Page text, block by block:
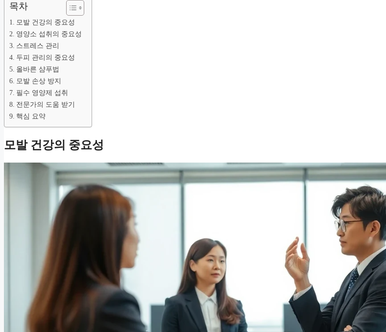
목차
모발 건강의 중요성
영양소 섭취의 중요성
스트레스 관리
두피 관리의 중요성
올바른 샴푸법
모발 손상 방지
필수 영양제 섭취
전문가의 도움 받기
핵심 요약
모발 건강의 중요성